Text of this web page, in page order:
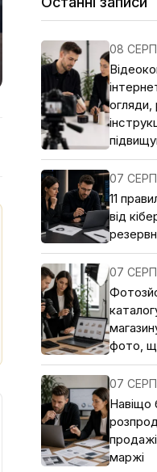
08
огляди,
07
11
від
07
фото,
07
Навіщо
маржі